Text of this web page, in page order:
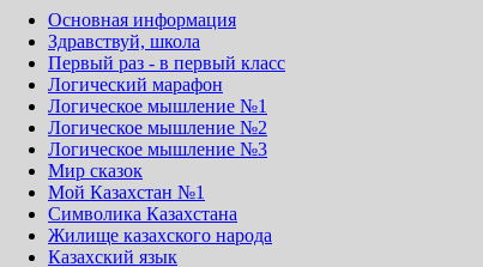
Основная информация
Здравствуй, школа
Первый раз - в первый класс
Логический марафон
Логическое мышление №1
Логическое мышление №2
Логическое мышление №3
Мир сказок
Мой Казахстан №1
Символика Казахстана
Жилище казахского народа
Казахский язык